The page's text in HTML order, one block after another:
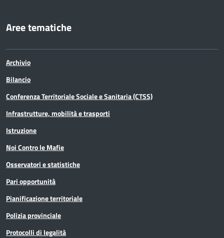
Aree tematiche
Archivio
Bilancio
Conferenza Territoriale Sociale e Sanitaria (CTSS)
Infrastrutture, mobilità e trasporti
Istruzione
Noi Contro le Mafie
Osservatori e statistiche
Pari opportunità
Pianificazione territoriale
Polizia provinciale
Protocolli di legalità